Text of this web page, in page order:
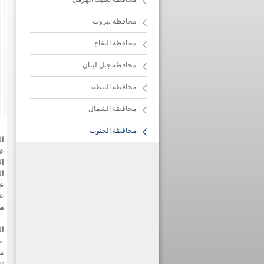
محافظة بيروت
محافظة البقاع
محافظة جبل لبنان
محافظة النبطية
محافظة الشمال
محافظة الجنوب